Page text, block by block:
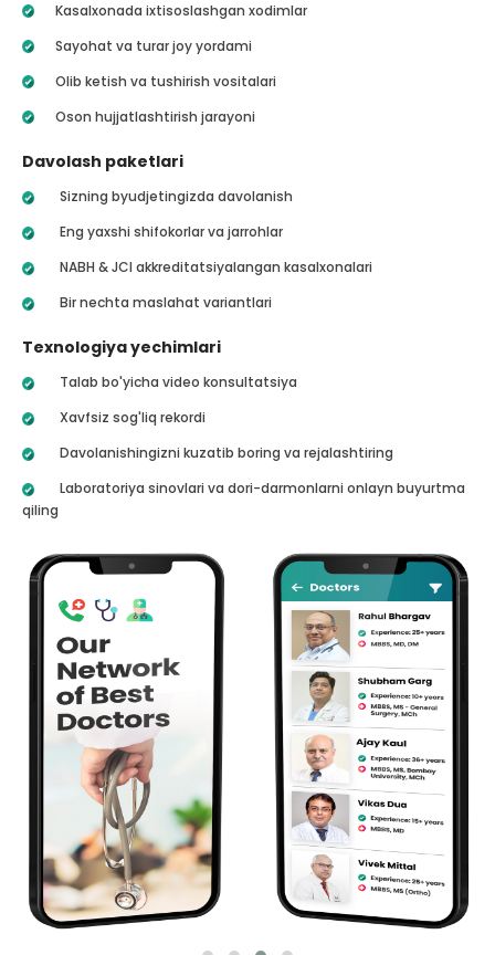
Kasalxonada ixtisoslashgan xodimlar
Sayohat va turar joy yordami
Olib ketish va tushirish vositalari
Oson hujjatlashtirish jarayoni
Davolash paketlari
Sizning byudjetingizda davolanish
Eng yaxshi shifokorlar va jarrohlar
NABH & JCI akkreditatsiyalangan kasalxonalari
Bir nechta maslahat variantlari
Texnologiya yechimlari
Talab bo'yicha video konsultatsiya
Xavfsiz sog'liq rekordi
Davolanishingizni kuzatib boring va rejalashtiring
Laboratoriya sinovlari va dori-darmonlarni onlayn buyurtma
qiling